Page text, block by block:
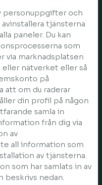
personuppgifter och
tjänsterna
paneler. Du kan
som
via marknadsplatsen
nätverket eller så
på
att om du raderar
din profil på någon
samla in
från dig via
av
all information som
av tjänsterna.
som har samlats in av
beskrivs nedan.